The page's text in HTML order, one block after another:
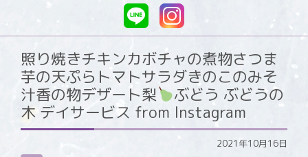
照り焼きチキンカボチャの煮物さつま
芋の天ぷらトマトサラダきのこのみそ
汁香の物デザート梨
ぶどう ぶどうの
木 デイサービス from Instagram
2021年10月16日